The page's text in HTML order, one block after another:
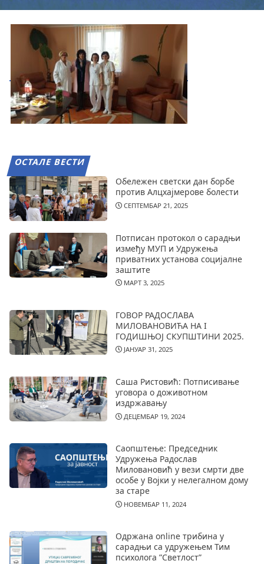
ОСТАЛЕ ВЕСТИ
Обележен светски дан борбе
против Алцхајмерове болести
СЕПТЕМБАР 21, 2025
Потписан протокол о сарадњи
између МУП и Удружења
приватних установа социјалне
заштите
МАРТ 3, 2025
ГОВОР РАДОСЛАВА
МИЛОВАНОВИЋА НА I
ГОДИШЊОЈ СКУПШТИНИ 2025.
ЈАНУАР 31, 2025
Саша Ристовић: Потписивање
уговора о доживотном
издржавању
ДЕЦЕМБАР 19, 2024
Саопштење: Председник
Удружења Радослав
Миловановић у вези смрти две
особе у Војки у нелегалном дому
за старе
НОВЕМБАР 11, 2024
Одржана online трибина у
сарадњи са удружењем Тим
психолога ”Светлост”